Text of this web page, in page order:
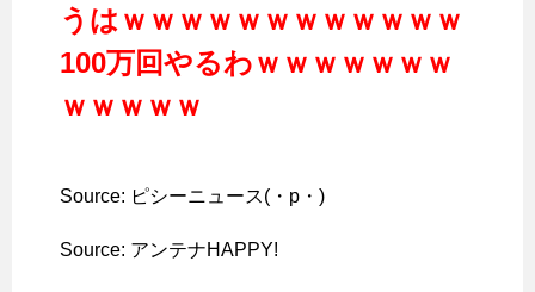
うはｗｗｗｗｗｗｗｗｗｗｗｗ
100万回やるわｗｗｗｗｗｗｗ
ｗｗｗｗｗ
Source: ピシーニュース(・p・)ゞ
Source: アンテナHAPPY!